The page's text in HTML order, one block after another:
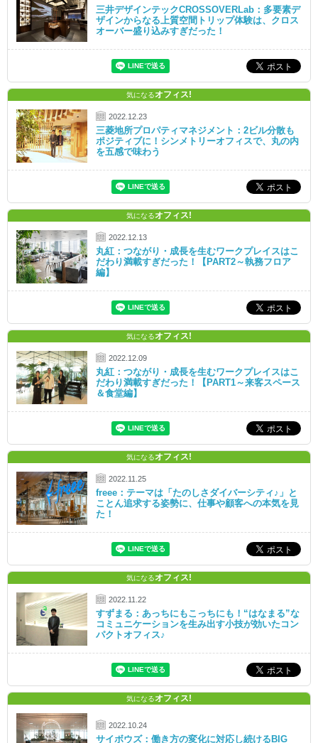
三井デザインテックCROSSOVERLab：多要素デ
ザインからなる上質空間トリップ体験は、クロス
オーバー盛り込みすぎだった！
気になるオフィス!
2022.12.23
三菱地所プロパティマネジメント：2ビル分散も
ポジティブに！シンメトリーオフィスで、丸の内
を五感で味わう
気になるオフィス!
2022.12.13
丸紅：つながり・成長を生むワークプレイスはこ
だわり満載すぎだった！【PART2～執務フロア
編】
気になるオフィス!
2022.12.09
丸紅：つながり・成長を生むワークプレイスはこ
だわり満載すぎだった！【PART1～来客スペース
＆食堂編】
気になるオフィス!
2022.11.25
freee：テーマは「たのしさダイバーシティ♪」と
ことん追求する姿勢に、仕事や顧客への本気を見
た！
気になるオフィス!
2022.11.22
すずまる：あっちにもこっちにも！“はなまる”な
コミュニケーションを生み出す小技が効いたコン
パクトオフィス♪
気になるオフィス!
2022.10.24
サイボウズ：働き方の変化に対応し続けるBIG